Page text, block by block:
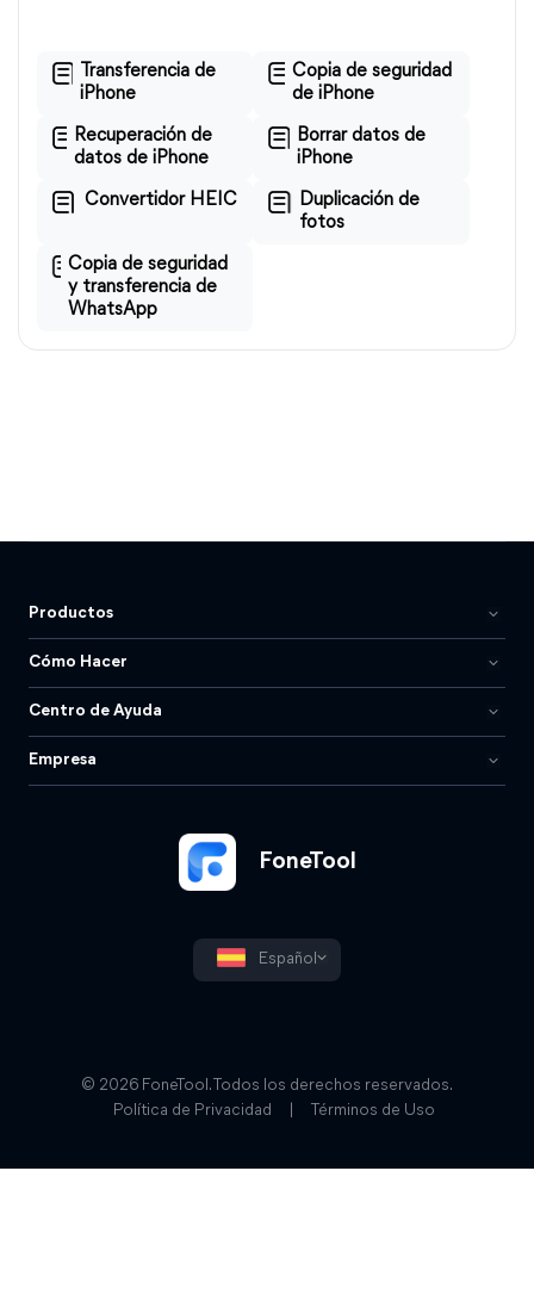
Transferencia de
iPhone
Copia de seguridad
de iPhone
Recuperación de
datos de iPhone
Borrar datos de
iPhone
Convertidor HEIC
Duplicación de
fotos
Copia de seguridad
y transferencia de
WhatsApp
FoneTool
Español
Productos
Cómo Hacer
Centro de Ayuda
Empresa
© 2026 FoneTool. Todos los derechos reservados.
Política de Privacidad
Términos de Uso